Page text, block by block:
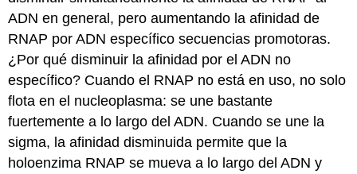
ADN en general, pero aumentando la afinidad de
RNAP por ADN específico secuencias promotoras.
¿Por qué disminuir la afinidad por el ADN no
específico? Cuando el RNAP no está en uso, no solo
flota en el nucleoplasma: se une bastante
fuertemente a lo largo del ADN. Cuando se une la
sigma, la afinidad disminuida permite que la
holoenzima RNAP se mueva a lo largo del ADN y